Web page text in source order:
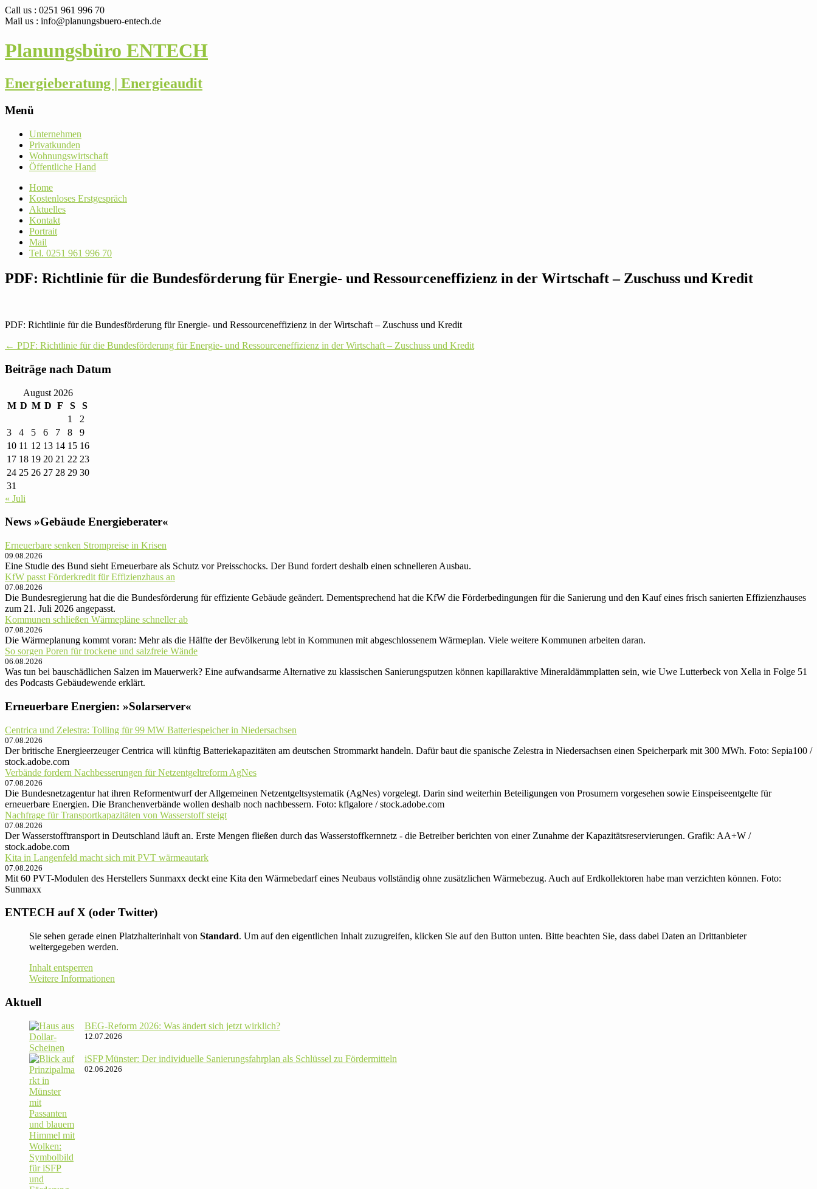
Call us : 0251 961 996 70
Mail us : info@planungsbuero-entech.de
Planungsbüro ENTECH
Energieberatung | Energieaudit
Menü
Skip
content
Unter­nehmen
Pri­vat­kunden
Woh­nungs­wirt­schaft
Öffent­liche Hand
Home
Kos­ten­loses Erstgespräch
Aktu­elles
Kontakt
Por­trait
Mail
Tel. 0251 961 996 70
PDF: Richt­linie für die Bun­des­för­de­rung für Energie- und Res­sour­cen­ef­fi­zienz in der Wirt­schaft – Zuschuss und Kredit
PDF: Richt­linie für die Bun­des­för­de­rung für Energie- und Res­sour­cen­ef­fi­zienz in der Wirt­schaft – Zuschuss und Kredit
Post
navigation
← PDF: Richt­linie für die Bun­des­för­de­rung für Energie- und Res­sour­cen­ef­fi­zienz in der Wirt­schaft – Zuschuss und Kredit
Bei­träge nach Datum
August 2026
M D M D F S
S
1
2
3
4 5 6 7 8
9
10 11 12 13 14 15 16
17 18 19 20 21 22 23
24 25 26 27 28 29 30
31
« Juli
News »Gebäude Energieberater«
Erneuerbare senken Strompreise in Krisen
09.08.2026
Eine Studie des Bund sieht Erneuerbare als Schutz vor Preisschocks. Der Bund fordert deshalb einen schnelleren Ausbau.
KfW passt Förderkredit für Effizienzhaus an
07.08.2026
Die Bundesregierung hat die die Bundes­förderung für effiziente Gebäude geändert. Dementsprechend hat die KfW die Förder­bedingungen für die Sanierung und den Kauf eines frisch sanierten Effizienzhauses‍‌
zum 21. Juli 2026 angepasst.
Kommunen schließen Wärmepläne schneller ab
07.08.2026
Die Wärmeplanung kommt voran: Mehr als die Hälfte der Bevölkerung lebt in Kommunen mit abgeschlossenem Wärmeplan. Viele weitere Kommunen arbeiten daran.
So sorgen Poren für trockene und salzfreie Wände
06.08.2026
Was tun bei bauschädlichen Salzen im Mauerwerk? Eine aufwandsarme Alternative zu klassischen Sanierungsputzen können kapillaraktive Mineraldämmplatten sein, wie Uwe Lutterbeck von Xella in Folge 51
des Podcasts Gebäudewende erklärt.
Erneuerbare Energien: »Solarserver«
Centrica und Zelestra: Tolling für 99 MW Batteriespeicher in Niedersachsen
07.08.2026
Der britische Energieerzeuger Centrica will künftig Batteriekapazitäten am deutschen Strommarkt handeln. Dafür baut die spanische Zelestra in Niedersachsen einen Speicherpark mit 300 MWh. Foto: Sepia100 /
stock.adobe.com
Verbände fordern Nachbesserungen für Netzentgeltreform AgNes
07.08.2026
Die Bundesnetzagentur hat ihren Reformentwurf der Allgemeinen Netzentgeltsystematik (AgNes) vorgelegt. Darin sind weiterhin Beteiligungen von Prosumern vorgesehen sowie Einspeiseentgelte für
erneuerbare Energien. Die Branchenverbände wollen deshalb noch nachbessern. Foto: kflgalore / stock.adobe.com
Nachfrage für Transportkapazitäten von Wasserstoff steigt
07.08.2026
Der Wasserstofftransport in Deutschland läuft an. Erste Mengen fließen durch das Wasserstoffkernnetz - die Betreiber berichten von einer Zunahme der Kapazitätsreservierungen. Grafik: AA+W /
stock.adobe.com
Kita in Langenfeld macht sich mit PVT wärmeautark
07.08.2026
Mit 60 PVT-Modulen des Herstellers Sunmaxx deckt eine Kita den Wärmebedarf eines Neubaus vollständig ohne zusätzlichen Wärmebezug. Auch auf Erdkollektoren habe man verzichten können. Foto:
Sunmaxx
ENTECH auf X (oder Twitter)
Sie sehen gerade einen Platzhalterinhalt von Standard. Um auf den eigentlichen Inhalt zuzugreifen, klicken Sie auf den Button unten. Bitte beachten Sie, dass dabei Daten an Drittanbieter
weitergegeben werden.
Inhalt entsperren
Weitere Informationen
Aktuell
BEG-Reform 2026: Was ändert sich jetzt wirklich?
12.07.2026
iSFP Münster: Der indi­vi­du­elle Sanie­rungs­fahr­plan als Schlüssel zu Fördermitteln
02.06.2026